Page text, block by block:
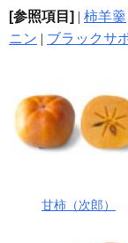
[参照項目] | 柿羊羹
ニン | ブラックサ
甘柿（次郎）